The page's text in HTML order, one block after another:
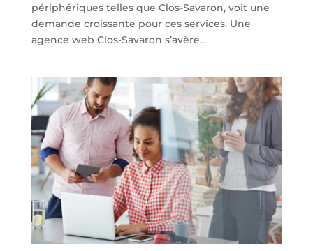
périphériques telles que Clos-Savaron, voit une
demande croissante pour ces services. Une
agence web Clos-Savaron s’avère...